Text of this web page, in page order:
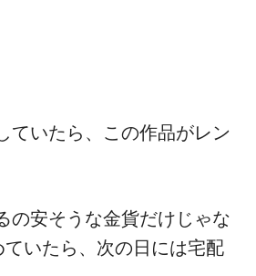
ていたら、この作品がレン
の安そうな金貨だけじゃな
いたら、次の日には宅配